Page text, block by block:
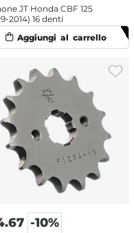
JT Honda CBF 125
2014) 16 denti
-10%